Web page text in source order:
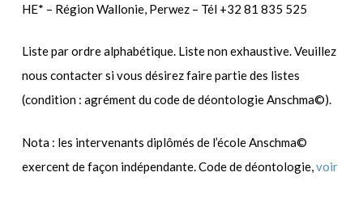
HE* – Région Wallonie, Perwez – Tél +32 81 835 525
Liste par ordre alphabétique. Liste non exhaustive. Veuillez
nous contacter si vous désirez faire partie des listes
(condition : agrément du code de déontologie Anschma©).
Nota : les intervenants diplômés de l’école Anschma©
exercent de façon indépendante. Code de déontologie, voir